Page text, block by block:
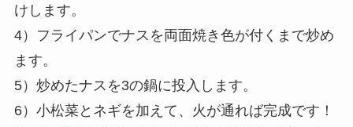
けします。
4）フライパンでナスを両面焼き色が付くまで炒め
ます。
5）炒めたナスを3の鍋に投入します。
6）小松菜とネギを加えて、火が通れば完成です！